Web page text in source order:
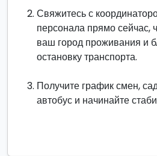
Свяжитесь с
персонала прямо сейчас,
ваш город проживания и
остановку транспорта.
Получите график смен,
автобус и начинайте